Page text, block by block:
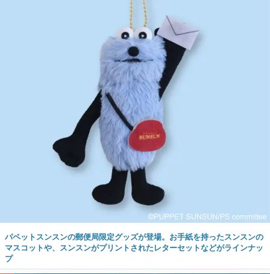
パペットスンスンの郵便局限定グッズが登場。お手紙を持ったスンスンの
マスコットや、スンスンがプリントされたレターセットなどがラインナッ
プ